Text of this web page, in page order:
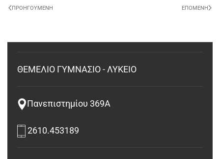
ΠΡΟΗΓΟΎΜΕΝΗ ΕΠΌΜΕΝΗ
ΘΕΜΕΛΙΟ ΓΥΜΝΑΣΙΟ - ΛΥΚΕΙΟ
Πανεπιστημίου 369Α
2610.453189